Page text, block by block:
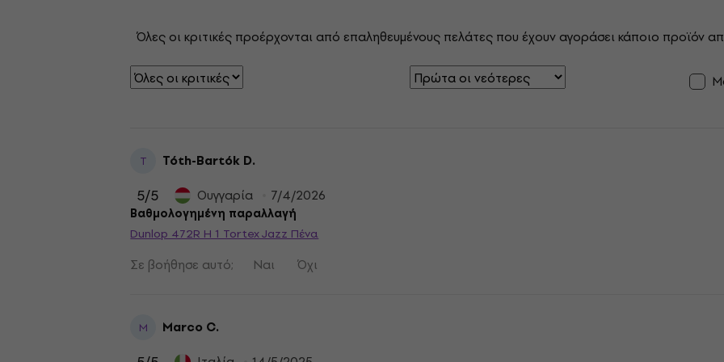
Όλες οι κριτικές προέρχονται από επαληθευμένους πελάτες που έχουν αγοράσει κάποιο προϊόν
T Tóth-Bartók D.
5/5 Ουγγαρία 7/4/2026
Βαθμολογημένη παραλλαγή
Dunlop 472R H 1 Tortex Jazz Πένα
Σε βοήθησε αυτό; Ναι Όχι
M Marco C.